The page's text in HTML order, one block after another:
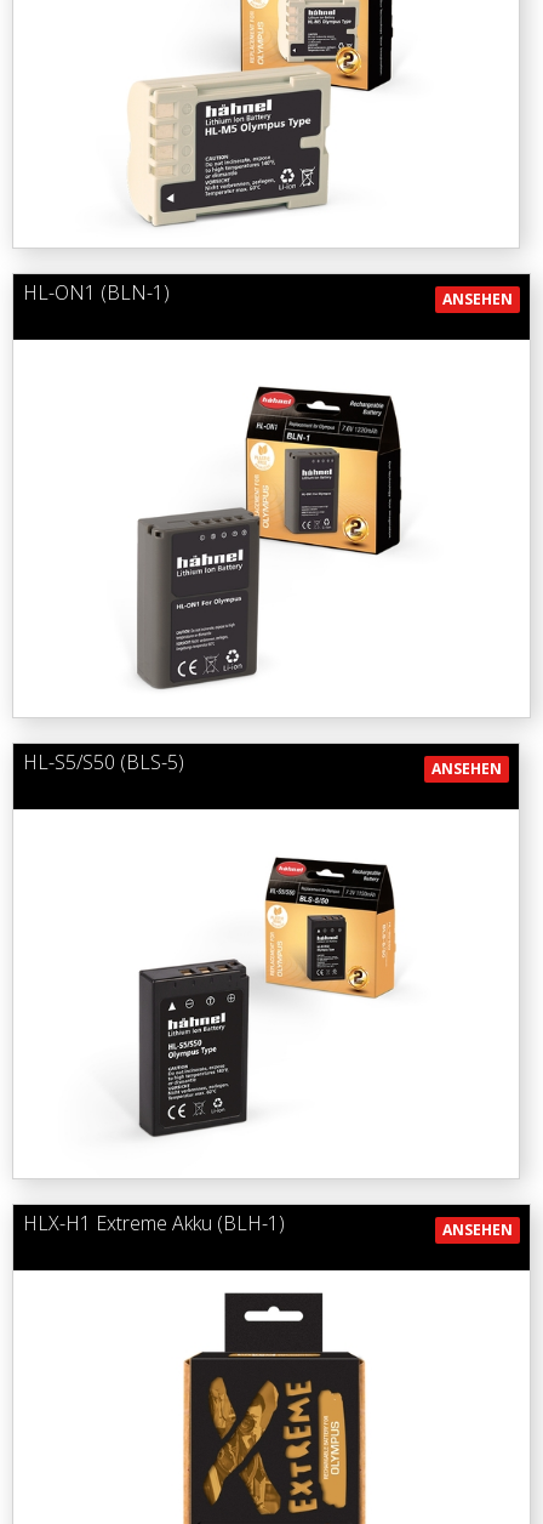
ANSEHEN
HL-ON1 (BLN-1)
ANSEHEN
HL-S5/S50 (BLS-5)
ANSEHEN
HLX-H1 Extreme Akku (BLH-1)